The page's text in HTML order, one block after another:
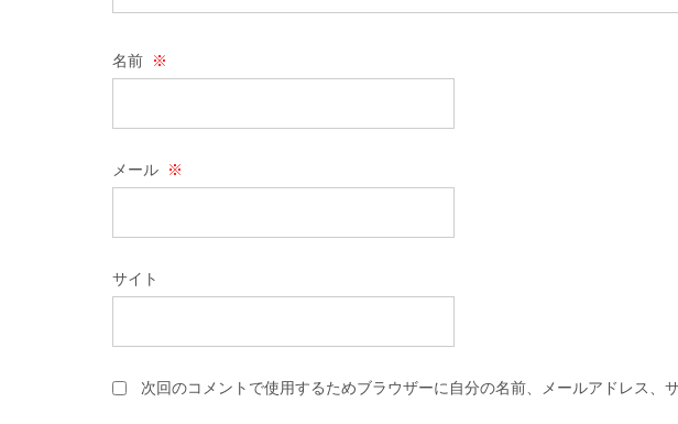
名前 ※
メール ※
サイト
次回のコメントで使用するためブラウザーに自分の名前、メールアドレス、